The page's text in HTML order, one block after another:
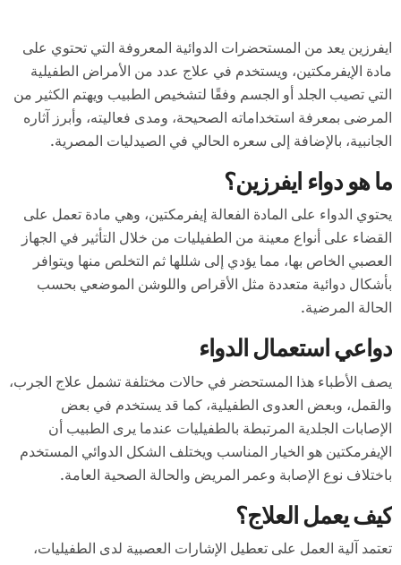
ايفرزين يعد من المستحضرات الدوائية المعروفة التي تحتوي على
مادة الإيفرمكتين، ويستخدم في علاج عدد من الأمراض الطفيلية
التي تصيب الجلد أو الجسم وفقًا لتشخيص الطبيب ويهتم الكثير من
المرضى بمعرفة استخداماته الصحيحة، ومدى فعاليته، وأبرز آثاره
الجانبية، بالإضافة إلى سعره الحالي في الصيدليات المصرية.
ما هو دواء ايفرزين؟
يحتوي الدواء على المادة الفعالة إيفرمكتين، وهي مادة تعمل على
القضاء على أنواع معينة من الطفيليات من خلال التأثير في الجهاز
العصبي الخاص بها، مما يؤدي إلى شللها ثم التخلص منها ويتوافر
بأشكال دوائية متعددة مثل الأقراص واللوشن الموضعي بحسب
الحالة المرضية.
دواعي استعمال الدواء
يصف الأطباء هذا المستحضر في حالات مختلفة تشمل علاج الجرب،
والقمل، وبعض العدوى الطفيلية، كما قد يستخدم في بعض
الإصابات الجلدية المرتبطة بالطفيليات عندما يرى الطبيب أن
الإيفرمكتين هو الخيار المناسب ويختلف الشكل الدوائي المستخدم
باختلاف نوع الإصابة وعمر المريض والحالة الصحية العامة.
كيف يعمل العلاج؟
تعتمد آلية العمل على تعطيل الإشارات العصبية لدى الطفيليات،